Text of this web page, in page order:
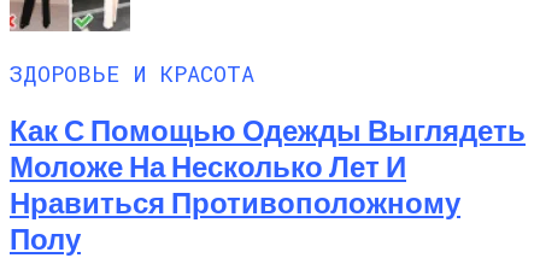
ЗДОРОВЬЕ И КРАСОТА
Как С Помощью Одежды Выглядеть
Моложе На Несколько Лет И
Нравиться Противоположному
Полу